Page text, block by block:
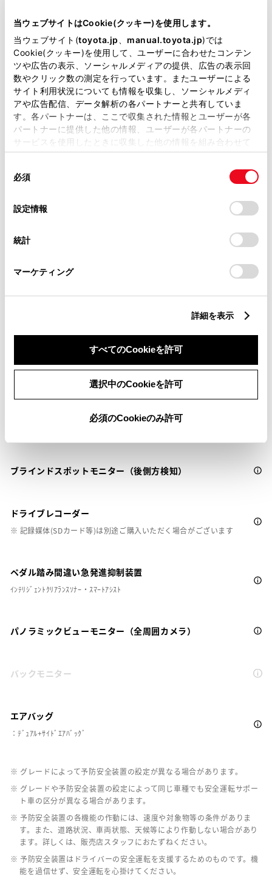
当ウェブサイトはCookie(クッキー)を使用します。
当ウェブサイト(toyota.jp manual.toyota.jp)では
Cookie(クッキー)を使用して、ユーザーに合わせたコンテン
ツや広告の表示、ソーシャルメディアの提供、広告の表示回
数やクリック数の測定を行っています。またユーザーによる
サイト利用状況についても情報を収集し、ソーシャルメディ
アや広告配信、データ解析の各パートナーと共有していま
す。各パートナーは、ここで収集された情報とユーザーが各
パートナーに提供した他の情報、ユーザーが各パートナーの
サービスを使用したときに収集した他の情報を組み合わせて
使用することがあります。当ウェブサイトの使用を続行する
デバイスにすべてのCookie(クッキー)が保存されることに同
意したことになります。Cookie(クッキー)のオプトアウト、
設定の変更、同意を撤回したりするにあたっては、当社の
「Cookie（クッキー）情報の取り扱いについて
」をご覧くだ
必須
設定情報
統計
マーケティング
詳細を表示
すべてのCookieを許可
選択中のCookieを許可
必須のCookieのみ許可
リモコンスターター
ETC
※ セットアップ費用は別途申し受けます
サポカー
衝突被害軽減ブレーキ
クルーズコントロール
ブラインドスポットモニター（後側方検知）
ドライブレコーダー
※ 記録媒体(SDカード等)は別途ご購入いただく場合がございます
ペダル踏み間違い急発進抑制装置
ｲﾝﾃﾘｼﾞｪﾝﾄｸﾘｱﾗﾝｽｿﾅｰ・ｽﾏｰﾄｱｼｽﾄ
パノラミックビューモニター（全周囲カメラ）
バックモニター
エアバッグ
：ﾃﾞｭｱﾙ+ｻｲﾄﾞｴｱﾊﾞｯｸﾞ
※ グレードによって予防安全装置の設定が異なる場合があります。
※ グレードや予防安全装置の設定によって同じ車種でも安全運転サポー
ト車の区分が異なる場合があります。
※ 予防安全装置の各機能の作動には、速度や対象物等の条件がありま
す。また、道路状況、車両状態、天候等により作動しない場合があり
ます。詳しくは、販売店スタッフにおたずねください。
※ 予防安全装置はドライバーの安全運転を支援するためのものです。機
能を過信せず、安全運転を心掛けてください。